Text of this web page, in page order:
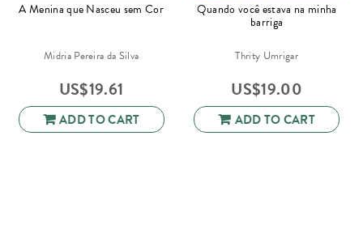
A Menina que Nasceu sem Cor
Midria Pereira da Silva
US$19.61
ADD TO CART
Quando você estava na minha
barriga
Thrity Umrigar
US$19.00
ADD TO CART